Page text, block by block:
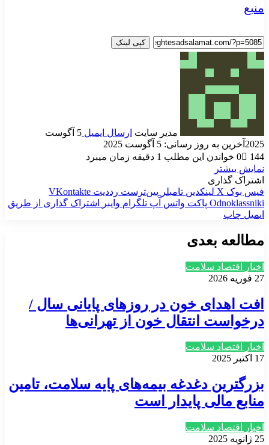
منبع
کپی لینک
مدیر سایت ارسال ایمیل
5 آگوست
2025 آخرین به روز رسانی: 5 آگوست 2025
0
144
خواندن این مطلب 1 دقیقه زمان میبرد
نمایش بیشتر
اشتراک گذاری
فیس بوک X لینکدین ‫تامبلر ‫پین‌ترست ‫رددیت ‫VKontakte
‫Odnoklassniki پاکت واتس آپ تلگرام وایبر
اشتراک گذاری از طریق
ایمیل چاپ
مطالعه بعدی
اخبار اقتصاد سلامت
27 فوریه 2026
افت اهدای خون در روزهای پایانی سال /
درخواست انتقال خون از تهرانی‌ها
اخبار اقتصاد سلامت
17 اکتبر 2025
بزرگترین دغدغه بیمه‌های پایه سلامت، تامین
منابع مالی پایدار است
اخبار اقتصاد سلامت
25 ژانویه 2025